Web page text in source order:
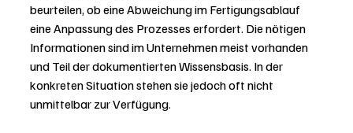
beurteilen, ob eine Abweichung im Fertigungsablauf
eine Anpassung des Prozesses erfordert. Die nötigen
Informationen sind im Unternehmen meist vorhanden
und Teil der dokumentierten Wissensbasis. In der
konkreten Situation stehen sie jedoch oft nicht
unmittelbar zur Verfügung.